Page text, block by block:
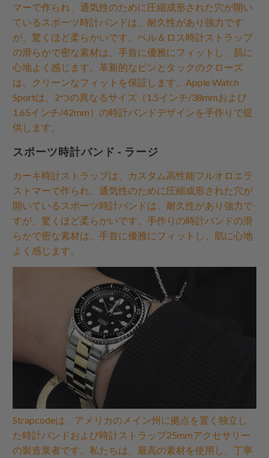
マーで作られ、通気性のために圧縮成形された穴が開い
ているスポーツ時計バンドは、耐久性があり強力です
が、驚くほど柔らかいです。ベル＆ロス時計ストラップ
の滑らかで密な素材は、手首に優雅にフィットし、肌に
心地よく感じます。革新的なピンとタックのクローズ
は、クリーンなフィットを保証します。Apple Watch
Sportは、2つの異なるサイズ（1.5インチ/38mmおよび
1.65インチ/42mm）の時計バンドデザインを手作りで提
供します。
スポーツ時計バンド - ラージ
カーキ時計ストラップは、カスタム高性能フルオロエラ
ストマーで作られ、通気性のために圧縮成形された穴が
開いているスポーツ時計バンドは、耐久性があり強力で
すが、驚くほど柔らかいです。手作りの時計バンドの滑
らかで密な素材は、手首に優雅にフィットし、肌に心地
よく感じます。
Strapcodeは、アメリカのメイン州に拠点を置く独立し
た時計バンドおよび時計ストラップ25mmアクセサリー
の製造業者です。私たちは、最高の素材を使用し、丁寧